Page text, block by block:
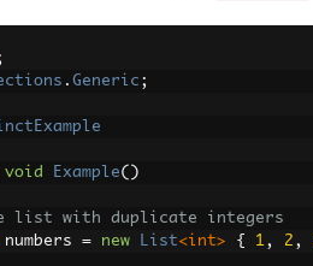
. Generic ;
void Example()
list with duplicate integers
numbers = new List<int> { 1, 2 ,